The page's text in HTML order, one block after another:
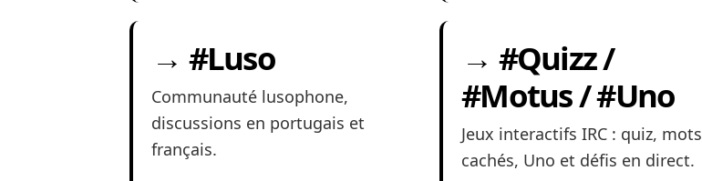
→ #Luso
Communauté lusophone,
discussions en portugais et
français.
→ #Quizz /
#Motus / #Uno
Jeux interactifs IRC : quiz, mots
cachés, Uno et défis en direct.